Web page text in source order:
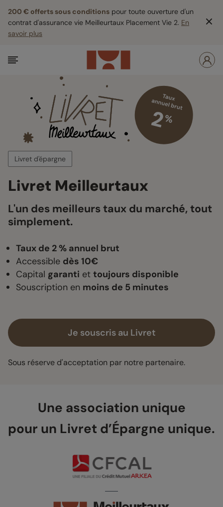
200 € offerts sous conditions pour toute ouverture d'un
contrat d'assurance vie Meilleurtaux Placement Vie 2. En
savoir plus
Livret d'épargne
Livret Meilleurtaux
L'un des meilleurs taux du marché, tout
simplement.
Taux de 2 % annuel brut
Accessible dès 10€
Capital garanti et toujours disponible
Souscription en moins de 5 minutes
Je souscris au Livret
Sous réserve d'acceptation par notre partenaire.
Une association unique
pour un Livret d’Épargne unique.